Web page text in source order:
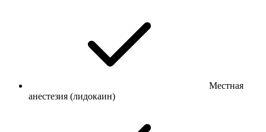
Местная
анестезия (лидокаин)